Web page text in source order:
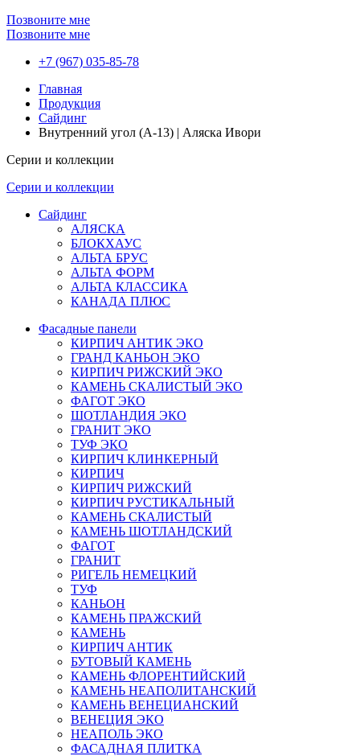
Позвоните мне
Позвоните мне
+7 (967) 035-85-78
Главная
Продукция
Сайдинг
Внутренний угол (A-13) | Аляска Ивори
Серии и коллекции
Серии и коллекции
Сайдинг
АЛЯСКА
БЛОКХАУС
АЛЬТА БРУС
АЛЬТА ФОРМ
АЛЬТА КЛАССИКА
КАНАДА ПЛЮС
Фасадные панели
КИРПИЧ АНТИК ЭКО
ГРАНД КАНЬОН ЭКО
КИРПИЧ РИЖСКИЙ ЭКО
КАМЕНЬ СКАЛИСТЫЙ ЭКО
ФАГОТ ЭКО
ШОТЛАНДИЯ ЭКО
ГРАНИТ ЭКО
ТУФ ЭКО
КИРПИЧ КЛИНКЕРНЫЙ
КИРПИЧ
КИРПИЧ РИЖСКИЙ
КИРПИЧ РУСТИКАЛЬНЫЙ
КАМЕНЬ СКАЛИСТЫЙ
КАМЕНЬ ШОТЛАНДСКИЙ
ФАГОТ
ГРАНИТ
РИГЕЛЬ НЕМЕЦКИЙ
ТУФ
КАНЬОН
КАМЕНЬ ПРАЖСКИЙ
КАМЕНЬ
КИРПИЧ АНТИК
БУТОВЫЙ КАМЕНЬ
КАМЕНЬ ФЛОРЕНТИЙСКИЙ
КАМЕНЬ НЕАПОЛИТАНСКИЙ
КАМЕНЬ ВЕНЕЦИАНСКИЙ
ВЕНЕЦИЯ ЭКО
НЕАПОЛЬ ЭКО
ФАСАДНАЯ ПЛИТКА